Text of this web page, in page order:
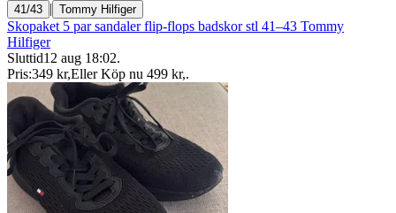
41/43 | Tommy Hilfiger
Skopaket 5 par sandaler flip-flops badskor stl 41–43 Tommy
Hilfiger
Sluttid12 aug 18:02.
Pris:349 kr,Eller Köp nu 499 kr,.